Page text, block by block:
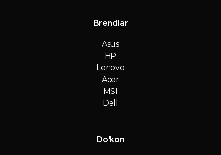
Brendlar
Asus
HP
Lenovo
Acer
MSI
Dell
Do'kon